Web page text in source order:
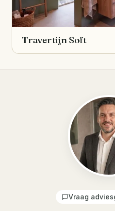
Travertijn Soft
Vraag